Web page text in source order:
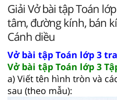
Giải Vở bài tập Toán
tâm, đường kính, bán
Cánh diều
Vở bài tập Toán lớp 3
Vở bài tập Toán lớp 3
a) Viết tên hình tròn và
sau (theo mẫu):